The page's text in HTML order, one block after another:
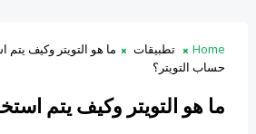
Home تطبيقات
ما هو التويتر وكيف
حساب التويتر؟
ما هو التويتر وكيف يتم